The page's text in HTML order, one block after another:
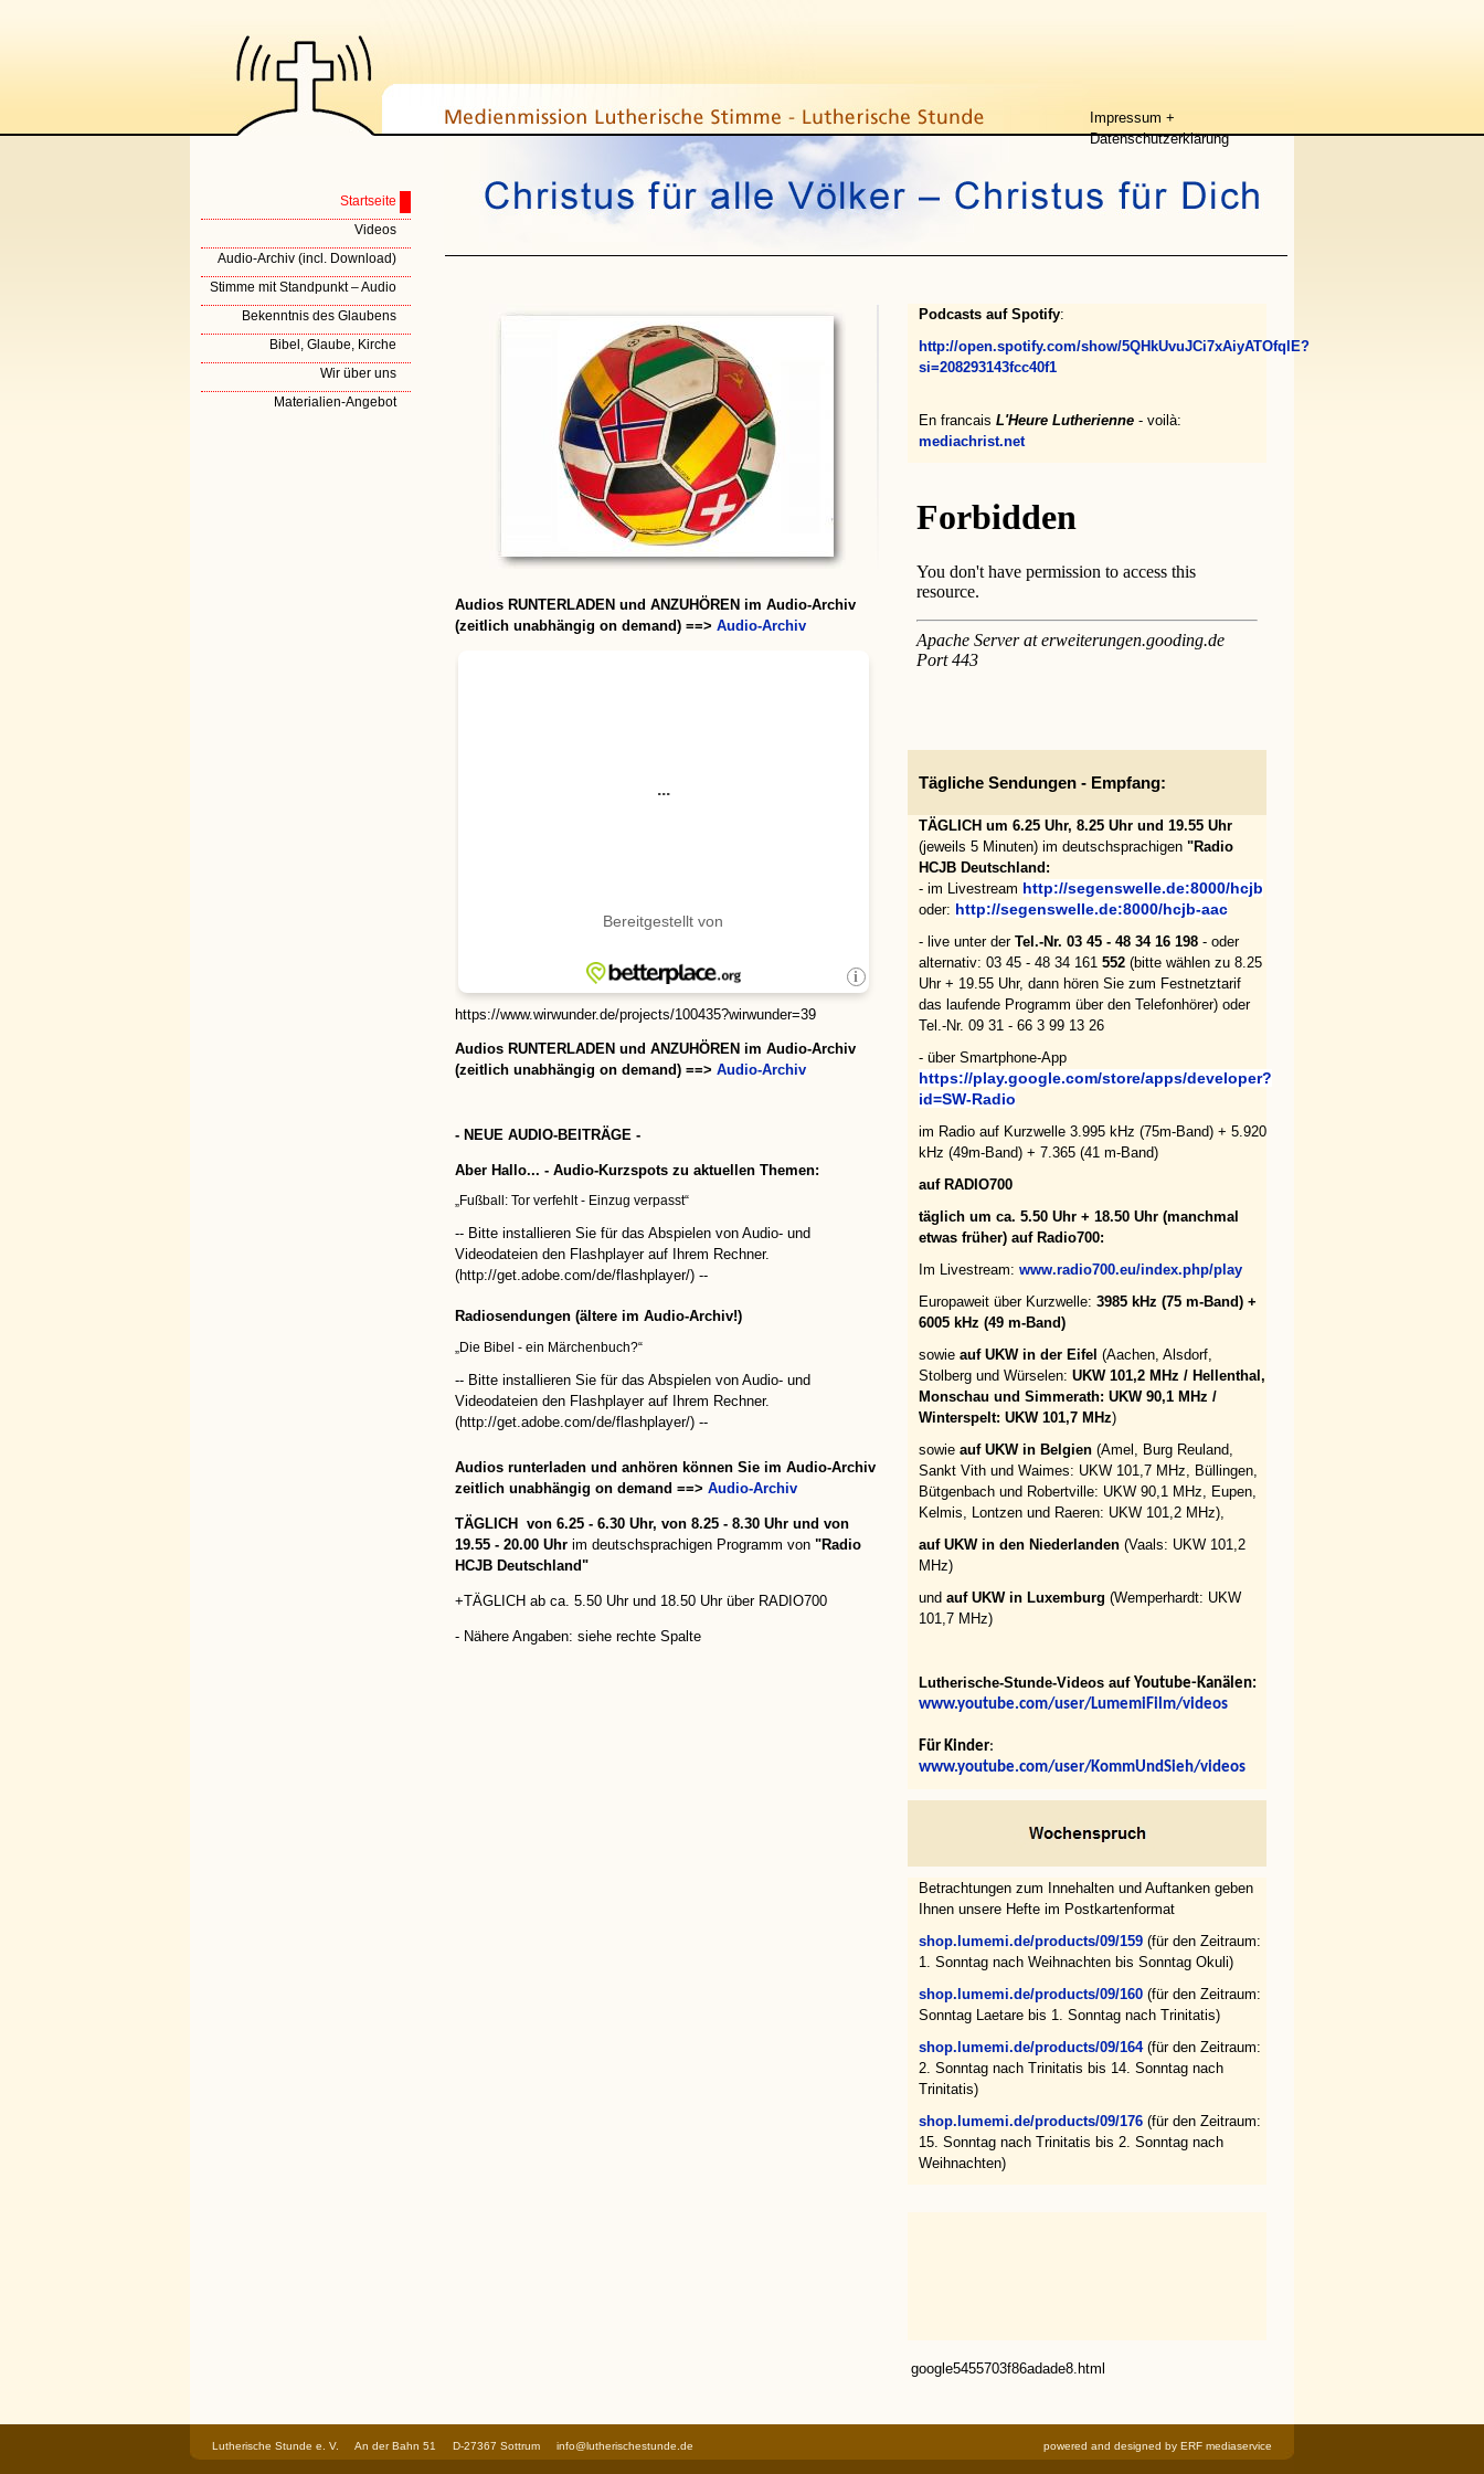
Impressum +
Datenschutzerklärung
Podcasts auf Spotify:
http://open.spotify.com/show/5QHkUvuJCi7xAiyATOfqlE?
si=208293143fcc40f1
En francais L'Heure Lutherienne - voilà:
mediachrist.net
Tägliche Sendungen - Empfang:
TÄGLICH um 6.25 Uhr, 8.25 Uhr und 19.55 Uhr
(jeweils 5 Minuten) im deutschsprachigen "Radio
HCJB Deutschland:
- im Livestream http://segenswelle.de:8000/hcjb
oder: http://segenswelle.de:8000/hcjb-aac
- live unter der Tel.-Nr. 03 45 - 48 34 16 198 - oder
alternativ: 03 45 - 48 34 161 552 (bitte wählen zu 8.25
Uhr + 19.55 Uhr, dann hören Sie zum Festnetztarif
das laufende Programm über den Telefonhörer) oder
Tel.-Nr. 09 31 - 66 3 99 13 26
- über Smartphone-App
https://play.google.com/store/apps/developer?
id=SW-Radio
im Radio auf Kurzwelle 3.995 kHz (75m-Band) + 5.920
kHz (49m-Band) + 7.365 (41 m-Band)
auf RADIO700
täglich um ca. 5.50 Uhr + 18.50 Uhr (manchmal
etwas früher) auf Radio700:
Im Livestream: www.radio700.eu/index.php/play
Europaweit über Kurzwelle: 3985 kHz (75 m-Band) +
6005 kHz (49 m-Band)
sowie auf UKW in der Eifel (Aachen, Alsdorf,
Stolberg und Würselen: UKW 101,2 MHz / Hellenthal,
Monschau und Simmerath: UKW 90,1 MHz /
Winterspelt: UKW 101,7 MHz)
sowie auf UKW in Belgien (Amel, Burg Reuland,
Sankt Vith und Waimes: UKW 101,7 MHz, Büllingen,
Bütgenbach und Robertville: UKW 90,1 MHz, Eupen,
Kelmis, Lontzen und Raeren: UKW 101,2 MHz),
auf UKW in den Niederlanden (Vaals: UKW 101,2
MHz)
und auf UKW in Luxemburg (Wemperhardt: UKW
101,7 MHz)
Lutherische-Stunde-Videos auf Youtube-Kanälen:
www.youtube.com/user/LumemiFilm/videos
Für Kinder:
www.youtube.com/user/KommUndSieh/videos
Betrachtungen zum Innehalten und Auftanken geben
Ihnen unsere Hefte im Postkartenformat
shop.lumemi.de/products/09/159 (für den Zeitraum:
1. Sonntag nach Weihnachten bis Sonntag Okuli)
shop.lumemi.de/products/09/160 (für den Zeitraum:
Sonntag Laetare bis 1. Sonntag nach Trinitatis)
shop.lumemi.de/products/09/164(für den Zeitraum:
2. Sonntag nach Trinitatis bis 14. Sonntag nach
Trinitatis)
shop.lumemi.de/products/09/176 (für den Zeitraum:
15. Sonntag nach Trinitatis bis 2. Sonntag nach
Weihnachten)
google5455703f86adade8.html
Audios RUNTERLADEN und ANZUHÖREN im Audio-Archiv
(zeitlich unabhängig on demand) ==> Audio-Archiv
https://www.wirwunder.de/projects/100435?wirwunder=39
Audios RUNTERLADEN und ANZUHÖREN im Audio-Archiv
(zeitlich unabhängig on demand) ==> Audio-Archiv
- NEUE AUDIO-BEITRÄGE -
Aber Hallo... - Audio-Kurzspots zu aktuellen Themen:
„Fußball: Tor verfehlt - Einzug verpasst“
-- Bitte installieren Sie für das Abspielen von Audio- und
Videodateien den Flashplayer auf Ihrem Rechner.
(http://get.adobe.com/de/flashplayer/) --
Radiosendungen (ältere im Audio-Archiv!)
„Die Bibel - ein Märchenbuch?“
-- Bitte installieren Sie für das Abspielen von Audio- und
Videodateien den Flashplayer auf Ihrem Rechner.
(http://get.adobe.com/de/flashplayer/) --
Audios runterladen und anhören können Sie im Audio-Archiv
zeitlich unabhängig on demand ==> Audio-Archiv
TÄGLICH von 6.25 - 6.30 Uhr, von 8.25 - 8.30 Uhr und von
19.55 - 20.00 Uhr im deutschsprachigen Programm von "Radio
HCJB Deutschland"
+TÄGLICH ab ca. 5.50 Uhr und 18.50 Uhr über RADIO700
- Nähere Angaben: siehe rechte Spalte
Startseite
Videos
Audio-Archiv (incl. Download)
Stimme mit Standpunkt – Audio
Bekenntnis des Glaubens
Bibel, Glaube, Kirche
Wir über uns
Materialien-Angebot
powered and designed by ERF mediaservice
Lutherische Stunde e. V. An der Bahn 51 D-27367 Sottrum info@lutherischestunde.de